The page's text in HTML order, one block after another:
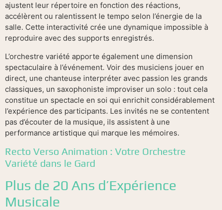
ajustent leur répertoire en fonction des réactions,
accélèrent ou ralentissent le tempo selon l’énergie de la
salle. Cette interactivité crée une dynamique impossible à
reproduire avec des supports enregistrés.
L’orchestre variété apporte également une dimension
spectaculaire à l’événement. Voir des musiciens jouer en
direct, une chanteuse interpréter avec passion les grands
classiques, un saxophoniste improviser un solo : tout cela
constitue un spectacle en soi qui enrichit considérablement
l’expérience des participants. Les invités ne se contentent
pas d’écouter de la musique, ils assistent à une
performance artistique qui marque les mémoires.
Recto Verso Animation : Votre Orchestre
Variété dans le Gard
Plus de 20 Ans d’Expérience
Musicale